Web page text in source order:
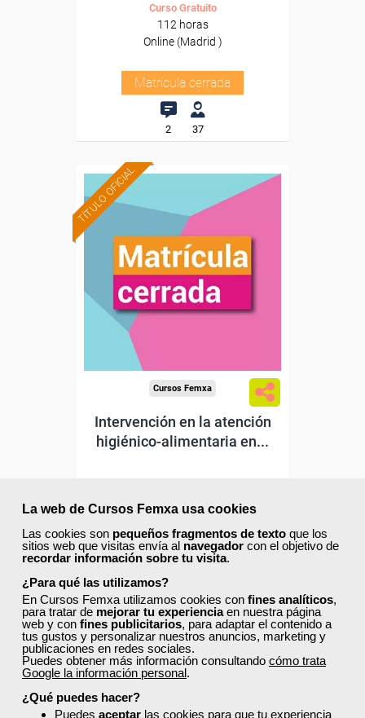
La web de Cursos Femxa usa cookies
Las cookies son pequeños fragmentos de texto que los
sitios web que visitas envía al navegador con el objetivo de
recordar información sobre tu visita.
¿Para qué las utilizamos?
En Cursos Femxa utilizamos cookies con fines analíticos,
para tratar de mejorar tu experienciaen nuestra página
web y con fines publicitarios, para adaptar el contenido a
tus gustos y personalizar nuestros anuncios, marketing y
publicaciones en redes sociales.
Puedes obtener más información consultando cómo trata
Google la información personal.
¿Qué puedes hacer?
Puedes aceptar las cookies para que tu experiencia
Curso Gratuito
112 horas
Online (Madrid )
Matrícula cerrada
2 37
TÍTULO OFICIAL
Cursos Femxa
Intervención en la atención
higiénico-alimentaria en...
85 horas
Matrícula cerrada
0 25
TÍTULO OFICIAL